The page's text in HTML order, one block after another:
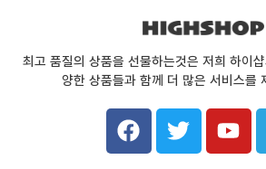
최고 품질의 상품을 선물하는것은 저희 하이
양한 상품들과 함께 더 많은 서비스를
F
a
c
T
w
i
Y
o
u